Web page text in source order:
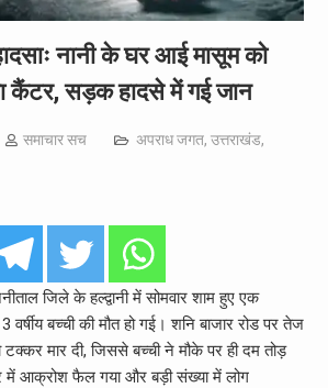
नानी के घर आई मासूम को
सड़क हादसे में गई जान
समाचार सच अपराध जगत, उत्तराखंड,
जिले के हल्द्वानी में सोमवार शाम हुए एक
बच्ची की मौत हो गई। शनि बाजार रोड पर तेज
मार दी, जिससे बच्ची ने मौके पर ही दम तोड़
में आक्रोश फैल गया और बड़ी संख्या में लोग